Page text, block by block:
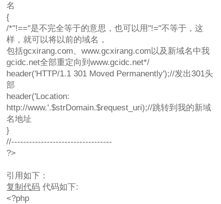
名
{
/*"!=="是不完全等于的意思，也可以用"!="不等于，这
样，就可以将以前的域名，
包括gcxirang.com、www.gcxirang.com以及新域名中我
gcidc.net全部重定向到www.gcidc.net*/
header('HTTP/1.1 301 Moved Permanently');//发出301头
部
header('Location:
http://www.'.$strDomain.$request_uri);//跳转到我的新域
名地址
}
//----------------------------------
?>
引用如下：
复制代码 代码如下:
<?php